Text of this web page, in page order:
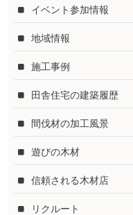
イベント参加情報
地域情報
施工事例
田舎住宅の建築履歴
間伐材の加工風景
遊びの木材
信頼される木材店
リクルート